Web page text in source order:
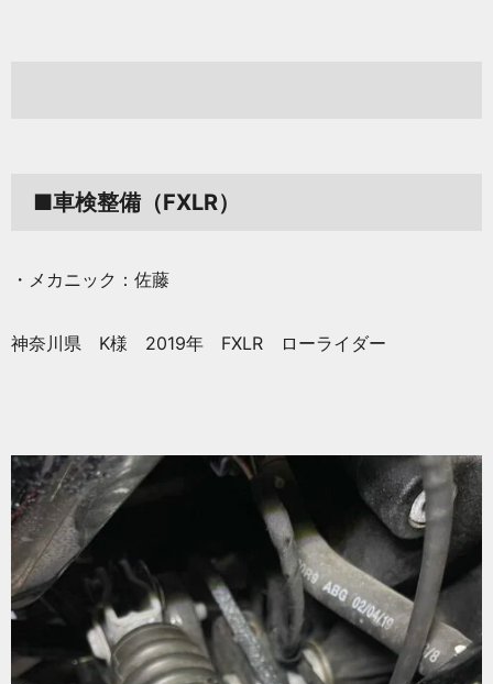
■車検整備（FXLR）
・メカニック：佐藤
神奈川県 K様 2019年 FXLR ローライダー